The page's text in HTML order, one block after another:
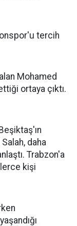
tercih
Mohamed
ortaya çıktı.
daha
Trabzon'a
kişi